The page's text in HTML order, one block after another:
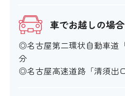
車でお越しの場合
◎名古屋第二環状自動車道
分
◎名古屋高速道路「清須出